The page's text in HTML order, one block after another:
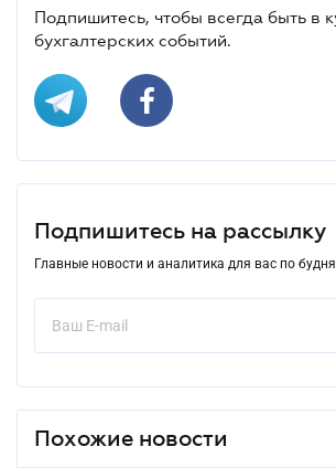
Подпишитесь, чтобы всегда быть в
бухгалтерских событий.
Подпишитесь на рассылку
Главные новости и аналитика для вас по
Похожие новости